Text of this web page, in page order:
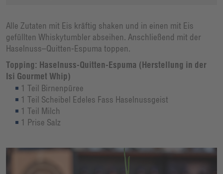
Alle Zutaten mit Eis kräftig shaken und in einen mit Eis
gefüllten Whiskytumbler abseihen. Anschließend mit der
Haselnuss–Quitten-Espuma toppen.
Topping: Haselnuss-Quitten-Espuma (Herstellung in der
Isi Gourmet Whip)
1 Teil Birnenpüree
1 Teil Scheibel Edeles Fass Haselnussgeist
1 Teil Milch
1 Prise Salz